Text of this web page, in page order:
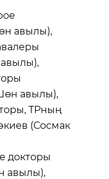
авылы),
авылы),
ТРның
(Сосмак
докторы
авылы),